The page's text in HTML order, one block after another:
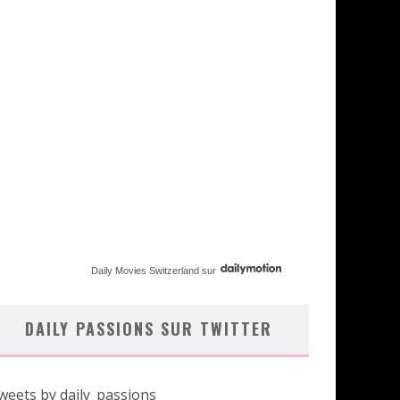
Daily Movies Switzerland sur
DAILY PASSIONS SUR TWITTER
by daily_passions